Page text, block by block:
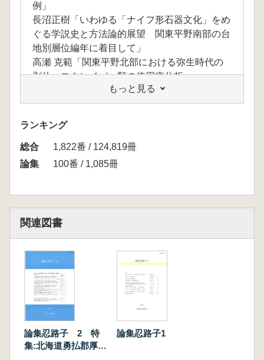
例」
長沼正樹「いわゆる「ナイフ形石器文化」をめ
ぐる学説史と方法論的展望 関東平野南部の台
地別層位編年に着目して」
高瀬 克範「関東平野北部における弥生時代の
剥片・スクレイパー類の使用痕分析」
山岡拓也「東南アジアにおける更新世～完新世
初頭の考古学研究とタケ仮説」
岩瀬彬 橋詰潤 出穂雅実 「日本列島の後期
更新世後半における陸生哺乳動物相研究の現状
と課題」
もっと見る
ランキング
総合
1,822番 / 124,819冊
論集
100番 / 1,085冊
関連図書
論集忍路子 2 特
集:北海道勇払郡厚真
論集忍路子1